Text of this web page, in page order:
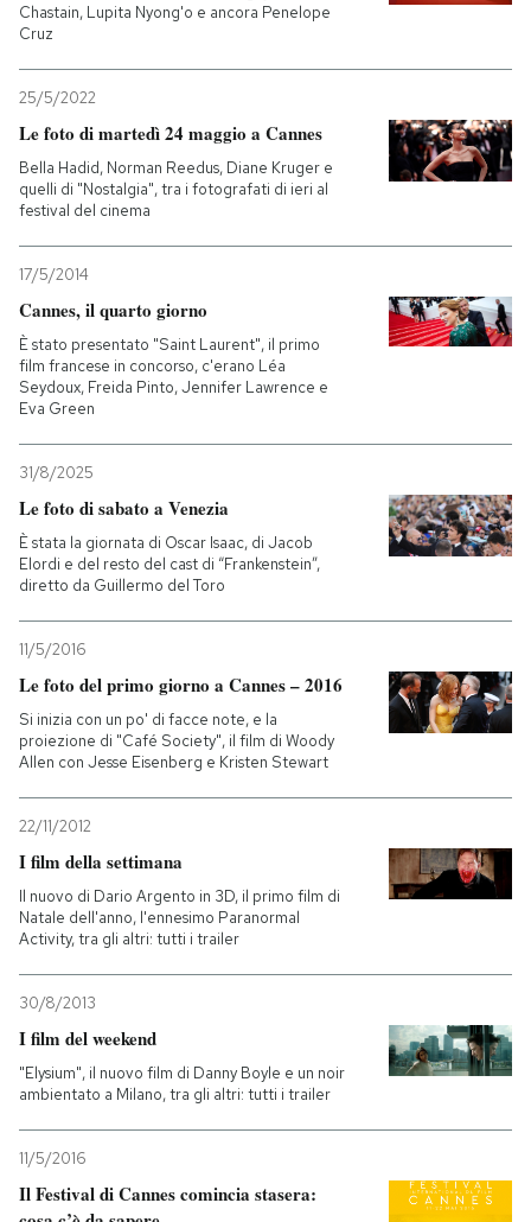
Chastain, Lupita Nyong'o e ancora Penelope
Cruz
25/5/2022
Le foto di martedì 24 maggio a Cannes
Bella Hadid, Norman Reedus, Diane Kruger e
quelli di "Nostalgia", tra i fotografati di ieri al
festival del cinema
17/5/2014
Cannes, il quarto giorno
È stato presentato "Saint Laurent", il primo
film francese in concorso, c'erano Léa
Seydoux, Freida Pinto, Jennifer Lawrence e
Eva Green
31/8/2025
Le foto di sabato a Venezia
È stata la giornata di Oscar Isaac, di Jacob
Elordi e del resto del cast di “Frankenstein”,
diretto da Guillermo del Toro
11/5/2016
Le foto del primo giorno a Cannes – 2016
Si inizia con un po' di facce note, e la
proiezione di "Café Society", il film di Woody
Allen con Jesse Eisenberg e Kristen Stewart
22/11/2012
I film della settimana
Il nuovo di Dario Argento in 3D, il primo film di
Natale dell'anno, l'ennesimo Paranormal
Activity, tra gli altri: tutti i trailer
30/8/2013
I film del weekend
"Elysium", il nuovo film di Danny Boyle e un noir
ambientato a Milano, tra gli altri: tutti i trailer
11/5/2016
Il Festival di Cannes comincia stasera: